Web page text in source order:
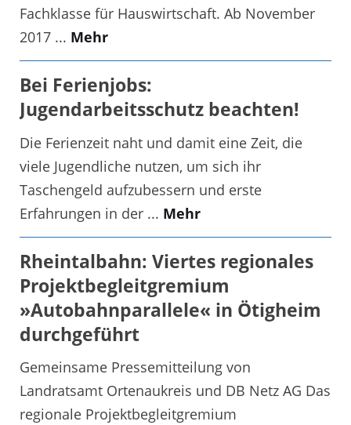
Fachklasse für Hauswirtschaft. Ab November
2017 ... Mehr
Bei Ferienjobs:
Jugendarbeitsschutz beachten!
Die Ferienzeit naht und damit eine Zeit, die
viele Jugendliche nutzen, um sich ihr
Taschengeld aufzubessern und erste
Erfahrungen in der ... Mehr
Rheintalbahn: Viertes regionales
Projektbegleitgremium
»Autobahnparallele« in Ötigheim
durchgeführt
Gemeinsame Pressemitteilung von
Landratsamt Ortenaukreis und DB Netz AG Das
regionale Projektbegleitgremium